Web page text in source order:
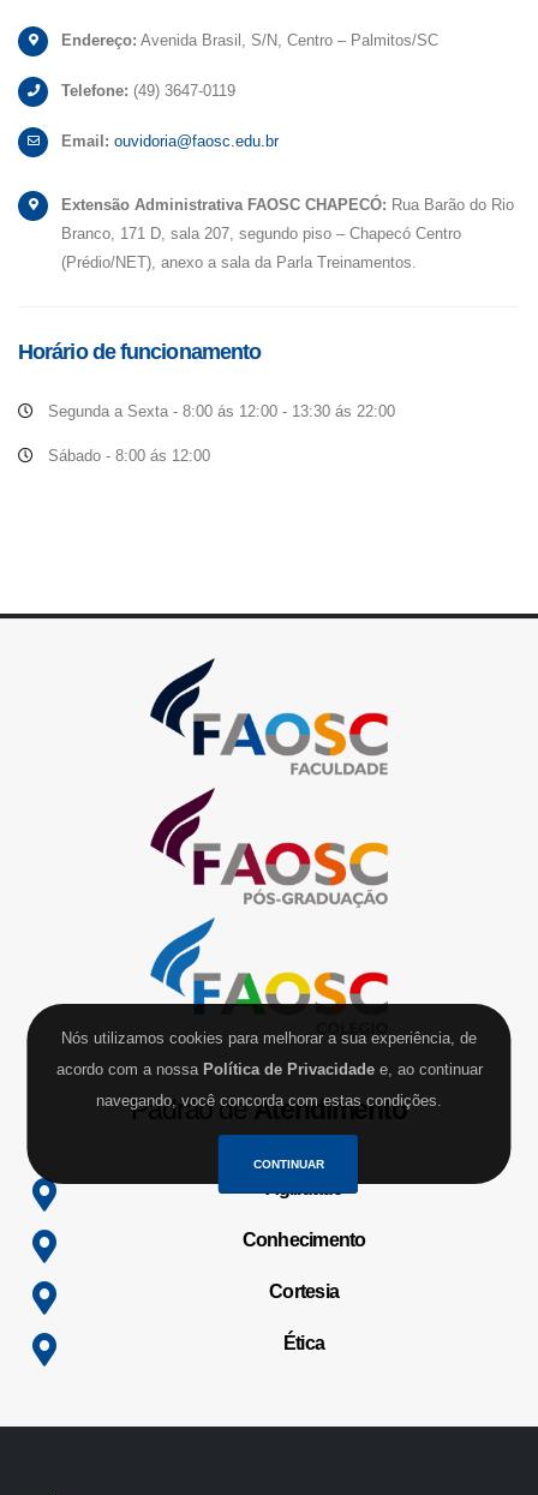
Nós utilizamos cookies para melhorar a sua experiência, de
acordo com a nossa Política de Privacidadee, ao continuar
navegando, você concorda com estas condições.
CONTINUAR
Endereço: Avenida Brasil, S/N, Centro – Palmitos/SC
Telefone: (49) 3647-0119
Email: ouvidoria@faosc.edu.br
Extensão Administrativa FAOSC CHAPECÓ: Rua Barão do Rio
Branco, 171 D, sala 207, segundo piso – Chapecó Centro
(Prédio/NET), anexo a sala da Parla Treinamentos.
Horário de funcionamento
Segunda a Sexta - 8:00 ás 12:00 - 13:30 ás 22:00
Sábado - 8:00 ás 12:00
Padrão deAtendimento
Agilidade
Conhecimento
Cortesia
Ética